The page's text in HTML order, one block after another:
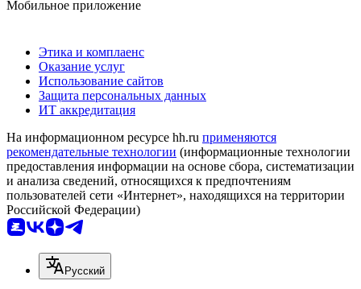
Мобильное приложение
Этика и комплаенс
Оказание услуг
Использование сайтов
Защита персональных данных
ИТ аккредитация
На информационном ресурсе hh.ru применяются
рекомендательные технологии (информационные технологии
предоставления информации на основе сбора, систематизации
и анализа сведений, относящихся к предпочтениям
пользователей сети «Интернет», находящихся на территории
Российской Федерации)
Русский